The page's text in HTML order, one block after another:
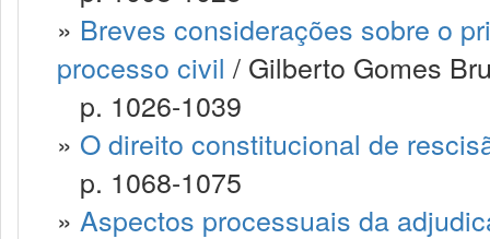
» Breves considerações sobre o
processo civil / Gilberto Gomes
p. 1026-1039
» O direito constitucional de
p. 1068-1075
» Aspectos processuais da